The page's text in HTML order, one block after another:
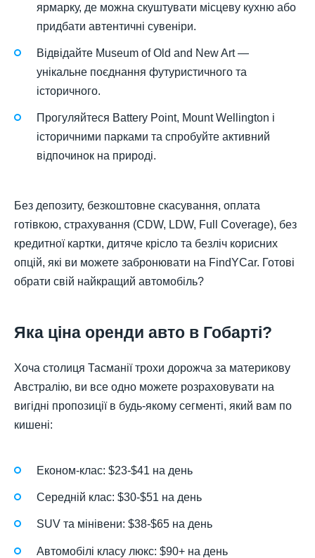
ярмарку, де можна скуштувати місцеву кухню або
придбати автентичні сувеніри.
Відвідайте Museum of Old and New Art —
унікальне поєднання футуристичного та
історичного.
Прогуляйтеся Battery Point, Mount Wellington і
історичними парками та спробуйте активний
відпочинок на природі.
Без депозиту, безкоштовне скасування, оплата
готівкою, страхування (CDW, LDW, Full Coverage), без
кредитної картки, дитяче крісло та безліч корисних
опцій, які ви можете забронювати на FindYCar. Готові
обрати свій найкращий автомобіль?
Яка ціна оренди авто в Гобарті?
Хоча столиця Тасманії трохи дорожча за материкову
Австралію, ви все одно можете розраховувати на
вигідні пропозиції в будь-якому сегменті, який вам по
кишені:
Економ-клас: $23-$41 на день
Середній клас: $30-$51 на день
SUV та мінівени: $38-$65 на день
Автомобілі класу люкс: $90+ на день